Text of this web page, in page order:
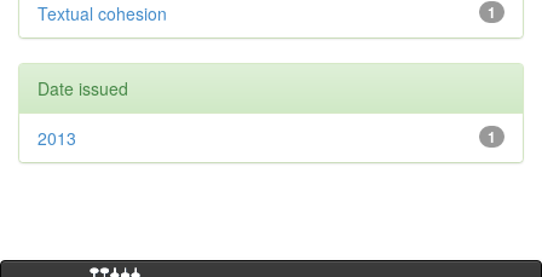
1
Textual cohesion
Date issued
1
2013